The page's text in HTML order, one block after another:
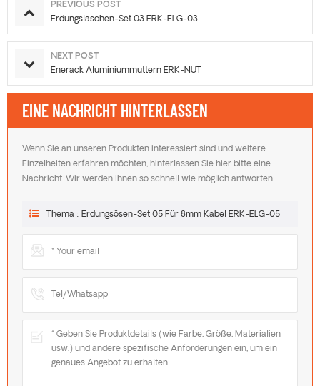
PREVIOUS POST
Erdungslaschen-Set 03 ERK-ELG-03
NEXT POST
Enerack Aluminiummuttern ERK-NUT
EINE NACHRICHT HINTERLASSEN
Wenn Sie an unseren Produkten interessiert sind und weitere
Einzelheiten erfahren möchten, hinterlassen Sie hier bitte eine
Nachricht. Wir werden Ihnen so schnell wie möglich antworten.
Thema : Erdungsösen-Set 05 Für 8mm Kabel ERK-ELG-05